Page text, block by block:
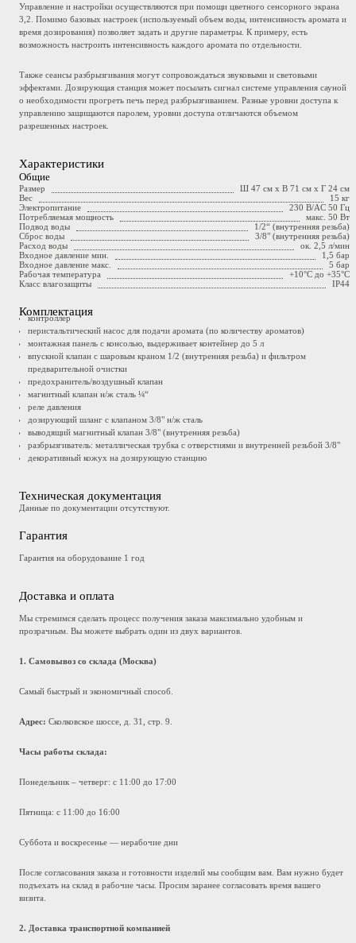
Управление и настройки осуществляются при помощи цветного сенсорного экрана
3,2. Помимо базовых настроек (используемый объем воды, интенсивность аромата и
время дозирования) позволяет задать и другие параметры. К примеру, есть
возможность настроить интенсивность каждого аромата по отдельности.
Также сеансы разбрызгивания могут сопровождаться звуковыми и световыми
эффектами. Дозирующая станция может посылать сигнал системе управления сауной
о необходимости прогреть печь перед разбрызгиванием. Разные уровни доступа к
управлению защищаются паролем, уровни доступа отличаются объемом
разрешенных настроек.
Характеристики
Общие
Размер
Ш 47 см x В 71 см x Г 24 см
Вес
15 кг
Электропитание
230 В/AC 50 Гц
Потребляемая мощность
макс. 50 Вт
Подвод воды
1/2“ (внутренняя резьба)
Сброс воды
3/8" (внутренняя резьба)
Расход воды
ок. 2,5 л/мин
Входное давление мин.
1,5 бар
Входное давление макс.
5 бар
Рабочая температура
+10°C до +35°C
Класс влагозащиты
IP44
Комплектация
контроллер
перистальтический насос для подачи аромата (по количеству ароматов)
монтажная панель с консолью, выдерживает контейнер до 5 л
впускной клапан с шаровым краном 1/2 (внутренняя резьба) и фильтром
предварительной очистки
предохранитель/воздушный клапан
магнитный клапан н/ж сталь ¼“
реле давления
дозирующий шланг с клапаном 3/8" н/ж сталь
выводящий магнитный клапан 3/8" (внутренняя резьба)
разбрызгиватель: металлическая трубка с отверстиями и внутренней резьбой 3/8"
декоративный кожух на дозирующую станцию
Техническая документация
Данные по документации отсутствуют.
Гарантия
Гарантия на оборудование 1 год
Доставка и оплата
Мы стремимся сделать процесс получения заказа максимально удобным и
прозрачным. Вы можете выбрать один из двух вариантов.
1. Самовывоз со склада (Москва)
Самый быстрый и экономичный способ.
Адрес: Сколковское шоссе, д. 31, стр. 9.
Часы работы склада:
Понедельник – четверг: с 11:00 до 17:00
Пятница: с 11:00 до 16:00
Суббота и воскресенье — нерабочие дни
После согласования заказа и готовности изделий мы сообщим вам. Вам нужно будет
подъехать на склад в рабочие часы. Просим заранее согласовать время вашего
визита.
2. Доставка транспортной компанией